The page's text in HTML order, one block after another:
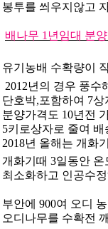
봉투를 씌우지않고
배나무 1 년임대 분
유기농배 수확량이
2012년의 경우 풍수
단호박,포함하여 7상
분양가격도 10년전
5키로상자로 줄여 배
2018년 올해는 개화
개화기때 3일동안 온
최소화하고 인공수
부안에 900여 오디
오디나무를 수확전